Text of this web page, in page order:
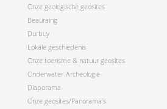
Onze geologische geosites
Beauraing
Durbuy
Lokale geschiedenis
Onze toerisme & natuur geosites
Onderwater-Archeologie
Diaporama
Onze geosites/Panorama's